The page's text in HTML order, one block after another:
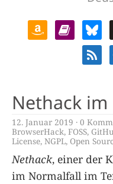
Nethack
12. Januar 2019 0
BrowserHack, FOSS,
License, NGPL, Open
Nethack, einer der
im Normalfall im